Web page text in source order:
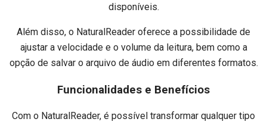
disponíveis.
Além disso, o NaturalReader oferece a possibilidade de
ajustar a velocidade e o volume da leitura, bem como a
opção de salvar o arquivo de áudio em diferentes formatos.
Funcionalidades e Benefícios
Com o NaturalReader, é possível transformar qualquer tipo